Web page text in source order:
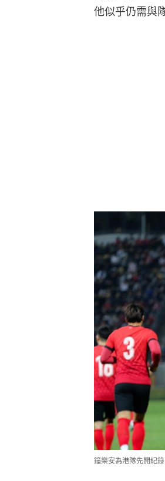
他似乎仍需與
鐘樂安為港隊先開紀錄